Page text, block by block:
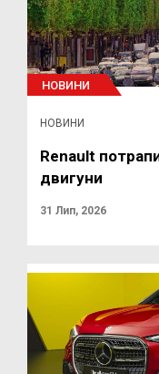
НОВИНИ
НОВИНИ
Renault
двигуни
31 Лип, 2026